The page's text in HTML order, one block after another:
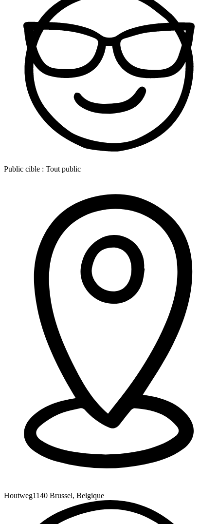
Public cible : Tout public
Houtweg1140 Brussel, Belgique